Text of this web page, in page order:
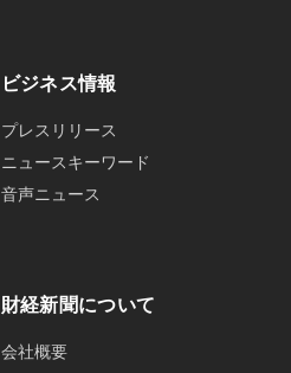
ビジネス情報
プレスリリース
ニュースキーワード
音声ニュース
財経新聞について
会社概要